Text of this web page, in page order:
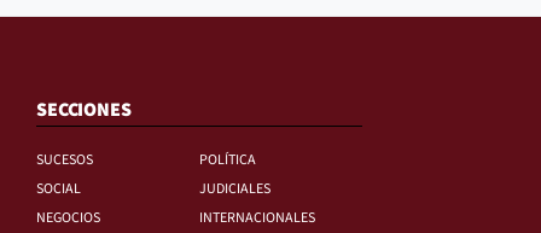
SECCIONES
SUCESOS
POLÍTICA
SOCIAL
JUDICIALES
NEGOCIOS
INTERNACIONALES